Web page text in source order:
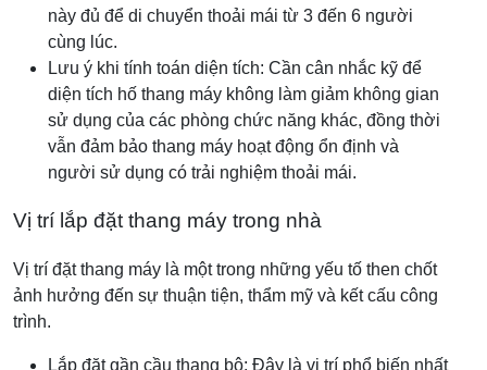
này đủ để di chuyển thoải mái từ 3 đến 6 người
cùng lúc.
Lưu ý khi tính toán diện tích: Cần cân nhắc kỹ để
diện tích hố thang máy không làm giảm không gian
sử dụng của các phòng chức năng khác, đồng thời
vẫn đảm bảo thang máy hoạt động ổn định và
người sử dụng có trải nghiệm thoải mái.
Vị trí lắp đặt thang máy trong nhà
Vị trí đặt thang máy là một trong những yếu tố then chốt
ảnh hưởng đến sự thuận tiện, thẩm mỹ và kết cấu công
trình.
Lắp đặt gần cầu thang bộ: Đây là vị trí phổ biến nhất